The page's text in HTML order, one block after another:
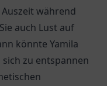
während
auch Lust auf
könnte Yamila
zu entspannen